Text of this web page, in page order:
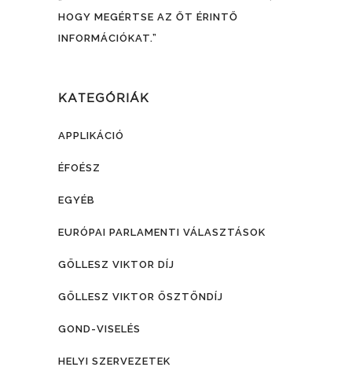
HOGY MEGÉRTSE AZ ŐT ÉRINTŐ
INFORMÁCIÓKAT.”
KATEGÓRIÁK
APPLIKÁCIÓ
ÉFOÉSZ
EGYÉB
EURÓPAI PARLAMENTI VÁLASZTÁSOK
GÖLLESZ VIKTOR DÍJ
GÖLLESZ VIKTOR ÖSZTÖNDÍJ
GOND-VISELÉS
HELYI SZERVEZETEK